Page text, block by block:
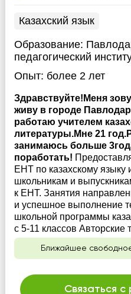
Казахский язык
Образование:
педагогический
Опыт: более 2 лет
Здравствуйте!Меня
живу в городе
работаю учителем
литературы.Мне 21
занимаюсь больше
поработать!
ЕНТ по казахскому языку
школьникам и
к ЕНТ. Занятия
и успешное выполнение
школьной программы
с 5-11 классов Авторские
Ближайшее
Связаться